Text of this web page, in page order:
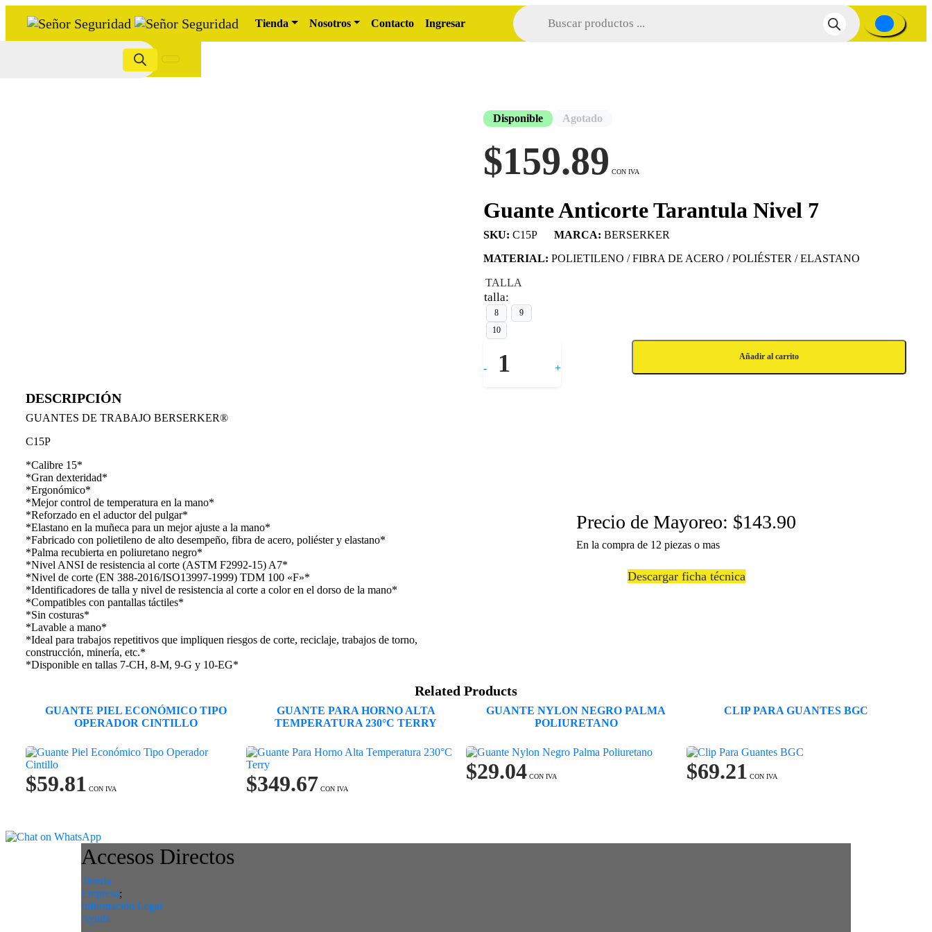
Tienda Nosotros Contacto Ingresar
Búsqueda
de
productos
Disponible Agotado
$159.89
Guante Anticorte Tarantula Nivel 7
SKU: C15P MARCA: BERSERKER
MATERIAL: POLIETILENO / FIBRA DE ACERO / POLIÉSTER / ELASTANO
TALLA
talla:
8
9
10
-
+
Añadir al carrito
DESCRIPCIÓN
GUANTES DE TRABAJO BERSERKER®
C15P
*Calibre 15*
*Gran dexteridad*
*Ergonómico*
*Mejor control de temperatura en la mano*
*Reforzado en el aductor del pulgar*
*Elastano en la muñeca para un mejor ajuste a la mano*
*Fabricado con polietileno de alto desempeño, fibra de acero, poliéster y elastano*
*Palma recubierta en poliuretano negro*
*Nivel ANSI de resistencia al corte (ASTM F2992-15) A7*
*Nivel de corte (EN 388-2016/ISO13997-1999) TDM 100 «F»*
*Identificadores de talla y nivel de resistencia al corte a color en el dorso de la mano*
*Compatibles con pantallas táctiles*
*Sin costuras*
*Lavable a mano*
*Ideal para trabajos repetitivos que impliquen riesgos de corte, reciclaje, trabajos de torno,
construcción, minería, etc.*
*Disponible en tallas 7-CH, 8-M, 9-G y 10-EG*
Precio de Mayoreo: $143.90
En la compra de 12 piezas o mas
Descargar ficha técnica
Related Products
GUANTE PIEL ECONÓMICO TIPO
OPERADOR CINTILLO
$59.81
GUANTE PARA HORNO ALTA
TEMPERATURA 230°C TERRY
$349.67
GUANTE NYLON NEGRO PALMA
POLIURETANO
$29.04
CLIP PARA GUANTES BGC
$69.21
Accesos Directos
Tienda
Empresa;
Información Legal
Ayuda